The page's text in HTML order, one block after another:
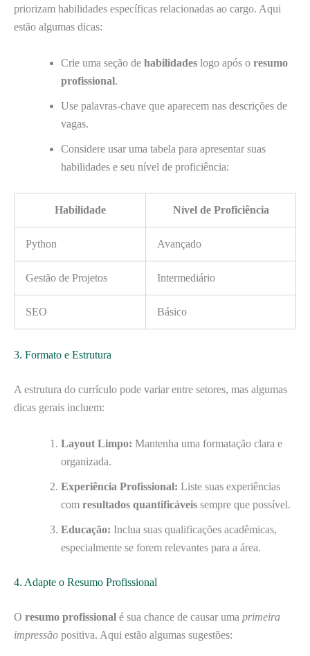
priorizam habilidades específicas relacionadas ao cargo. Aqui
estão algumas dicas:
Crie uma seção de habilidades logo após o resumo
profissional.
Use palavras-chave que aparecem nas descrições de
vagas.
Considere usar uma tabela para apresentar suas
habilidades e seu nível de proficiência:
Habilidade Nível de Proficiência
Python Avançado
Gestão de Projetos Intermediário
SEO Básico
3. Formato e Estrutura
A estrutura do currículo pode variar entre setores, mas algumas
dicas gerais incluem:
Layout Limpo: Mantenha uma formatação clara e
organizada.
Experiência Profissional: Liste suas experiências
com resultados quantificáveis sempre que possível.
Educação: Inclua suas qualificações acadêmicas,
especialmente se forem relevantes para a área.
4. Adapte o Resumo Profissional
O resumo profissional é sua chance de causar uma primeira
impressão positiva. Aqui estão algumas sugestões: